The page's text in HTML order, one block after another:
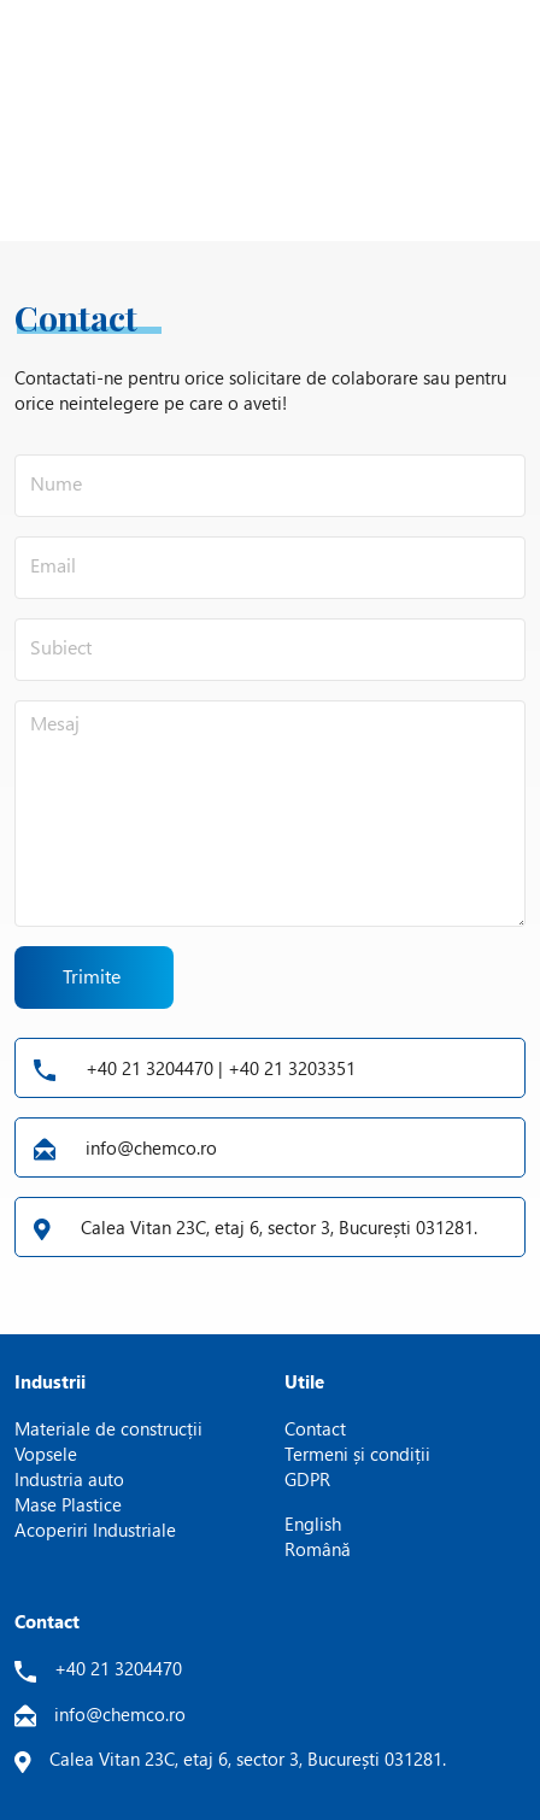
Contact
Contactati-ne pentru orice solicitare de colaborare sau pentru
orice neintelegere pe care o aveti!
Trimite
+40 21 3204470 | +40 21 3203351
info@chemco.ro
Calea Vitan 23C, etaj 6, sector 3, București 031281.
Industrii
Materiale de construcții
Vopsele
Industria auto
Mase Plastice
Acoperiri Industriale
Utile
Contact
Termeni și condiții
GDPR
English
Română
Contact
+40 21 3204470
info@chemco.ro
Calea Vitan 23C, etaj 6, sector 3, București 031281.